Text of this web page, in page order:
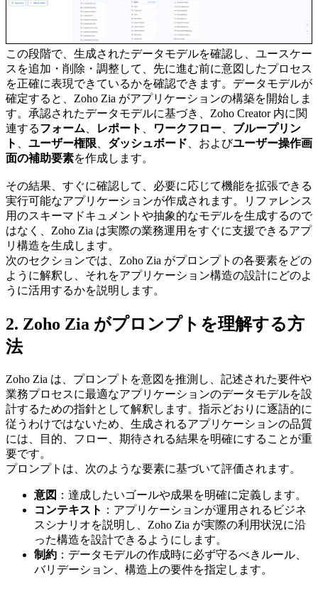
この段階で、生成されたデータモデルを確認し、ユースケー
スを追加・削除・調整して、先に進む前に意図したプロセス
を正確に表現できているかを確認できます。データモデルが
確定すると、Zoho Zia がアプリケーションの構築を開始しま
す。承認されたデータモデルに基づき、Zoho Creator 内に関
連するフォーム レポート ワークフロー
ブループリン
ト
ユーザー権限 ダッシュボード 、およびユーザー操作画
面の補助要素を作成します。
その結果、すぐに確認して、必要に応じて機能を拡張できる
実行可能なアプリケーションが作成されます。リファレンス
用のスキーマドキュメントや抽象的なモデルを生成するので
はなく、Zoho Zia は実際の業務運用をすぐに支援できるアプ
リ構造を生成します。
次のセクションでは、Zoho Zia がプロンプトの各要素をどの
ように解釈し、それをアプリケーション構造の設計にどのよ
うに活用するかを説明します。
2. Zoho Zia がプロンプトを理解する方
法
Zoho Zia は、プロンプトを意図を推測し、記述された要件や
業務プロセスに最適なアプリケーションのデータモデルを設
計するための指針として解釈します。指示どおりに逐語的に
従うわけではないため、生成されるアプリケーションの品質
には、目的、フロー、期待される結果を明確にすることが重
要です。
プロンプトは、次のような要素に基づいて評価されます。
意図 ：達成したいゴールや成果を明確に定義します。
コンテキスト ：アプリケーションが運用されるビジネ
スシナリオを説明し、Zoho Zia が実際の利用状況に沿
った構造を設計できるようにします。
制約 ：データモデルの作成時に必ず守るべきルール、
バリデーション、構造上の要件を指定します。